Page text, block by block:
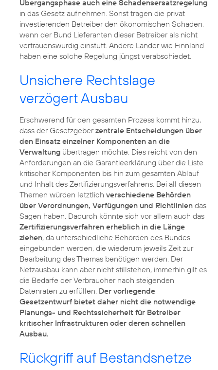
Übergangsphase auch eine Schadensersatzregelung
in das Gesetz aufnehmen. Sonst tragen die privat
investierenden Betreiber den ökonomischen Schaden,
wenn der Bund Lieferanten dieser Betreiber als nicht
vertrauenswürdig einstuft. Andere Länder wie Finnland
haben eine solche Regelung jüngst verabschiedet.
Unsichere Rechtslage
verzögert Ausbau
Erschwerend für den gesamten Prozess kommt hinzu,
dass der Gesetzgeberzentrale Entscheidungen über
den Einsatz einzelner Komponenten an die
Verwaltung übertragen möchte. Dies reicht von den
Anforderungen an die Garantieerklärung über die Liste
kritischer Komponenten bis hin zum gesamten Ablauf
und Inhalt des Zertifizierungsverfahrens. Bei all diesen
Themen würden letztlich verschiedene Behörden
über Verordnungen, Verfügungen und Richtlinien das
Sagen haben. Dadurch könnte sich vor allem auch das
Zertifizierungsverfahren erheblich in die Länge
ziehen, da unterschiedliche Behörden des Bundes
eingebunden werden, die wiederum jeweils Zeit zur
Bearbeitung des Themas benötigen werden. Der
Netzausbau kann aber nicht stillstehen, immerhin gilt es
die Bedarfe der Verbraucher nach steigenden
Datenraten zu erfüllen. Der vorliegende
Gesetzentwurf bietet daher nicht die notwendige
Planungs- und Rechtssicherheit für Betreiber
kritischer Infrastrukturen oder deren schnellen
Ausbau.
Rückgriff auf Bestandsnetze